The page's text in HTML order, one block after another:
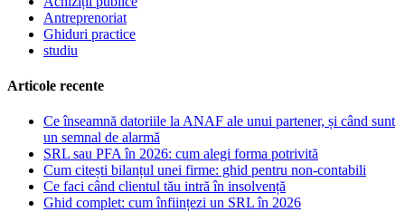
Antreprenoriat
Ghiduri practice
studiu
Articole recente
Ce înseamnă datoriile la ANAF ale unui partener, și când sunt
un semnal de alarmă
SRL sau PFA în 2026: cum alegi forma potrivită
Cum citești bilanțul unei firme: ghid pentru non-contabili
Ce faci când clientul tău intră în insolvență
Ghid complet: cum înființezi un SRL în 2026